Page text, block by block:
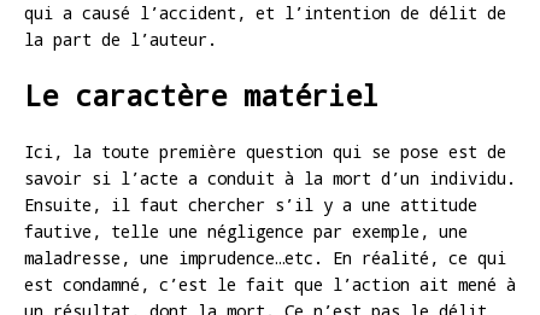
qui a causé l’accident, et l’intention de délit de
la part de l’auteur.
Le caractère matériel
Ici, la toute première question qui se pose est de
savoir si l’acte a conduit à la mort d’un individu.
Ensuite, il faut chercher s’il y a une attitude
fautive, telle une négligence par exemple, une
maladresse, une imprudence…etc. En réalité, ce qui
est condamné, c’est le fait que l’action ait mené à